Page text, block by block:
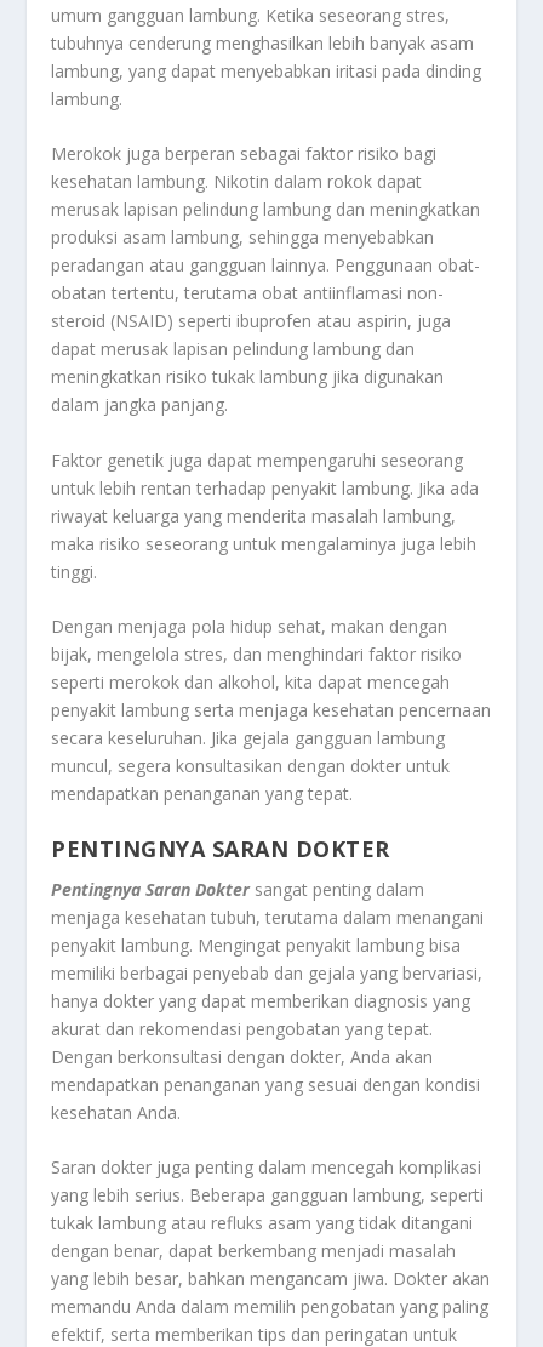
umum gangguan lambung. Ketika seseorang stres,
tubuhnya cenderung menghasilkan lebih banyak asam
lambung, yang dapat menyebabkan iritasi pada dinding
lambung.
Merokok juga berperan sebagai faktor risiko bagi
kesehatan lambung. Nikotin dalam rokok dapat
merusak lapisan pelindung lambung dan meningkatkan
produksi asam lambung, sehingga menyebabkan
peradangan atau gangguan lainnya. Penggunaan obat-
obatan tertentu, terutama obat antiinflamasi non-
steroid (NSAID) seperti ibuprofen atau aspirin, juga
dapat merusak lapisan pelindung lambung dan
meningkatkan risiko tukak lambung jika digunakan
dalam jangka panjang.
Faktor genetik juga dapat mempengaruhi seseorang
untuk lebih rentan terhadap penyakit lambung. Jika ada
riwayat keluarga yang menderita masalah lambung,
maka risiko seseorang untuk mengalaminya juga lebih
tinggi.
Dengan menjaga pola hidup sehat, makan dengan
bijak, mengelola stres, dan menghindari faktor risiko
seperti merokok dan alkohol, kita dapat mencegah
penyakit lambung serta menjaga kesehatan pencernaan
secara keseluruhan. Jika gejala gangguan lambung
muncul, segera konsultasikan dengan dokter untuk
mendapatkan penanganan yang tepat.
PENTINGNYA SARAN DOKTER
Pentingnya Saran Dokter sangat penting dalam
menjaga kesehatan tubuh, terutama dalam menangani
penyakit lambung. Mengingat penyakit lambung bisa
memiliki berbagai penyebab dan gejala yang bervariasi,
hanya dokter yang dapat memberikan diagnosis yang
akurat dan rekomendasi pengobatan yang tepat.
Dengan berkonsultasi dengan dokter, Anda akan
mendapatkan penanganan yang sesuai dengan kondisi
kesehatan Anda.
Saran dokter juga penting dalam mencegah komplikasi
yang lebih serius. Beberapa gangguan lambung, seperti
tukak lambung atau refluks asam yang tidak ditangani
dengan benar, dapat berkembang menjadi masalah
yang lebih besar, bahkan mengancam jiwa. Dokter akan
memandu Anda dalam memilih pengobatan yang paling
efektif, serta memberikan tips dan peringatan untuk